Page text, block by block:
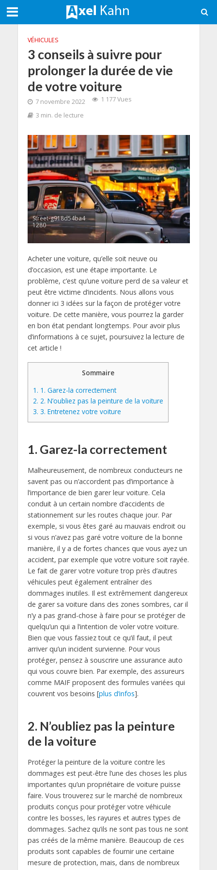
VÉHICULES
3 conseils à suivre pour
prolonger la durée de vie
de votre voiture
7 novembre 2022
1 177 Vues
3 min. de lecture
Street-g918d54ba4
1280
Acheter une voiture, qu’elle soit neuve ou
d’occasion, est une étape importante. Le
problème, c’est qu’une voiture perd de sa valeur et
peut être victime d’incidents. Nous allons vous
donner ici 3 idées sur la façon de protéger votre
voiture. De cette manière, vous pourrez la garder
en bon état pendant longtemps. Pour avoir plus
d’informations à ce sujet, poursuivez la lecture de
cet article !
Sommaire
1. 1. Garez-la correctement
2. 2. N’oubliez pas la peinture de la voiture
3. 3. Entretenez votre voiture
1. Garez-la correctement
Malheureusement, de nombreux conducteurs ne
savent pas ou n’accordent pas d’importance à
l’importance de bien garer leur voiture. Cela
conduit à un certain nombre d’accidents de
stationnement sur les routes chaque jour. Par
exemple, si vous êtes garé au mauvais endroit ou
si vous n’avez pas garé votre voiture de la bonne
manière, il y a de fortes chances que vous ayez un
accident, par exemple que votre voiture soit rayée.
Le fait de garer votre voiture trop près d’autres
véhicules peut également entraîner des
dommages inutiles. Il est extrêmement dangereux
de garer sa voiture dans des zones sombres, car il
n’y a pas grand-chose à faire pour se protéger de
quelqu’un qui a l’intention de voler votre voiture.
Bien que vous fassiez tout ce qu’il faut, il peut
arriver qu’un incident survienne. Pour vous
protéger, pensez à souscrire une assurance auto
qui vous couvre bien. Par exemple, des assureurs
comme MAIF proposent des formules variées qui
couvrent vos besoins [plus d’infos].
2. N’oubliez pas la peinture
de la voiture
Protéger la peinture de la voiture contre les
dommages est peut-être l’une des choses les plus
importantes qu’un propriétaire de voiture puisse
faire. Vous trouverez sur le marché de nombreux
produits conçus pour protéger votre véhicule
contre les bosses, les rayures et autres types de
dommages. Sachez qu’ils ne sont pas tous ne sont
pas créés de la même manière. Beaucoup de ces
produits sont capables de fournir une certaine
mesure de protection, mais, dans de nombreux